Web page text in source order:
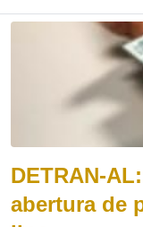
DETRAN-
abertura de